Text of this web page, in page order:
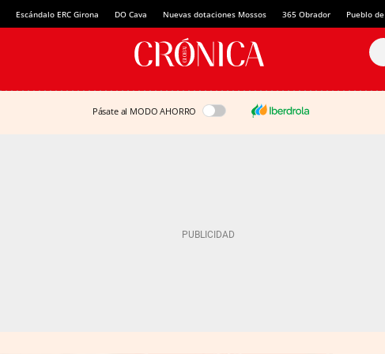
Escándalo ERC Girona DO Cava Nuevas dotaciones Mossos 365 Obrador Pueblo
Pásate al MODO AHORRO